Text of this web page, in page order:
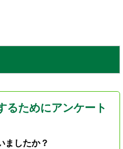
るためにアンケート
ましたか？